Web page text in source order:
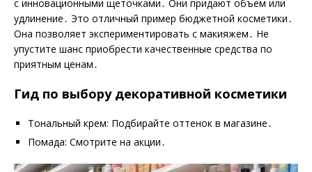
с инновационными щеточками․ Они придают объем или
удлинение․ Это отличный пример бюджетной косметики․
Она позволяет экспериментировать с макияжем․ Не
упустите шанс приобрести качественные средства по
приятным ценам․
Гид по выбору декоративной косметики
Тональный крем: Подбирайте оттенок в магазине․
Помада: Смотрите на акции․